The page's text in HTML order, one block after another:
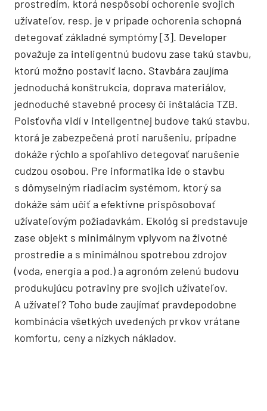
prostredím, ktorá nespôsobí ochorenie svojich
užívateľov, resp. je v prípade ochorenia schopná
detegovať základné symptómy [3]. Developer
považuje za inteligentnú budovu zase takú stavbu,
ktorú možno postaviť lacno. Stavbára zaujíma
jednoduchá konštrukcia, doprava materiálov,
jednoduché stavebné procesy či inštalácia TZB.
Poisťovňa vidí v inteligentnej budove takú stavbu,
ktorá je zabezpečená proti narušeniu, prípadne
dokáže rýchlo a spoľahlivo detegovať narušenie
cudzou osobou. Pre informatika ide o stavbu
s dômyselným riadiacim systémom, ktorý sa
dokáže sám učiť a efektívne prispôsobovať
užívateľovým požiadavkám. Ekológ si predstavuje
zase objekt s minimálnym vplyvom na životné
prostredie a s minimálnou spo­trebou zdrojov
(voda, energia a pod.) a agronóm zelenú budovu
produkujúcu potraviny pre svojich užívateľov.
A užívateľ? Toho bude zaujímať pravdepodobne
kombinácia všetkých uvedených prvkov vrátane
komfortu, ceny a nízkych nákladov.